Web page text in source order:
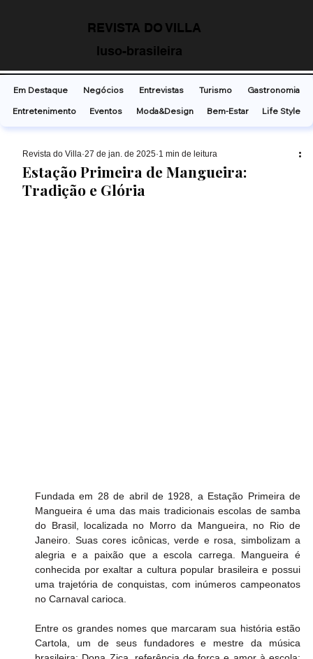
REVISTA DO VILLA
luso-brasileira
Estação Primeira de Mangueira:
Tradição e Glória
Revista do Villa 27 de jan. de 2025 1 min de leitura
Fundada em 28 de abril de 1928, a Estação Primeira de
Mangueira é uma das mais tradicionais escolas de samba
do Brasil, localizada no Morro da Mangueira, no Rio de
Janeiro. Suas cores icônicas, verde e rosa, simbolizam a
alegria e a paixão que a escola carrega. Mangueira é
conhecida por exaltar a cultura popular brasileira e possui
uma trajetória de conquistas, com inúmeros campeonatos
no Carnaval carioca.
Entre os grandes nomes que marcaram sua história estão
Cartola, um de seus fundadores e mestre da música
Em Destaque Negócios Entrevistas Turismo
Gastronomia
Entretenimento
Eventos Moda&Design Bem-Estar Life Style